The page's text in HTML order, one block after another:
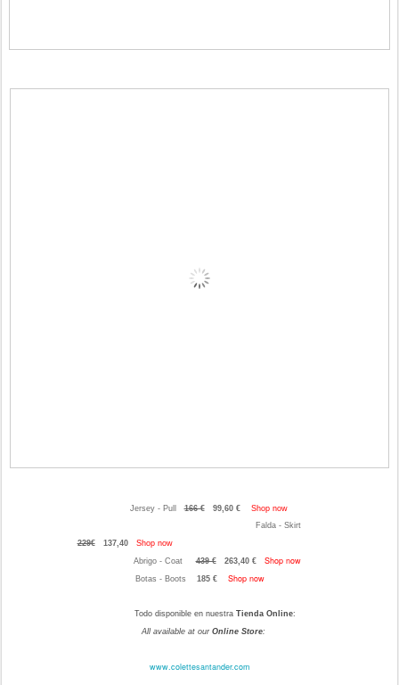
Jersey - Pull166 €99,60 €
Shop now
Falda - Skirt
229€137,40 Shop now
Abrigo - Coat
439 €263,40 € Shop now
Botas - Boots 185 € Shop now
Todo disponible en nuestra Tienda Online:
All available at our Online Store:
www.colettesantander.com